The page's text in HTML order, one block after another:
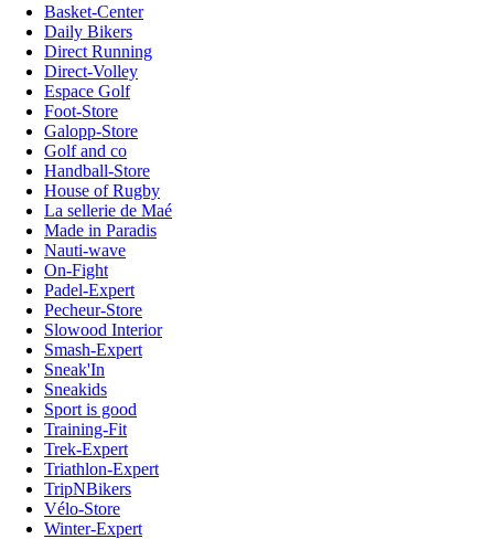
Basket-Center
Daily Bikers
Direct Running
Direct-Volley
Espace Golf
Foot-Store
Galopp-Store
Golf and co
Handball-Store
House of Rugby
La sellerie de Maé
Made in Paradis
Nauti-wave
On-Fight
Padel-Expert
Pecheur-Store
Slowood Interior
Smash-Expert
Sneak'In
Sneakids
Sport is good
Training-Fit
Trek-Expert
Triathlon-Expert
TripNBikers
Vélo-Store
Winter-Expert